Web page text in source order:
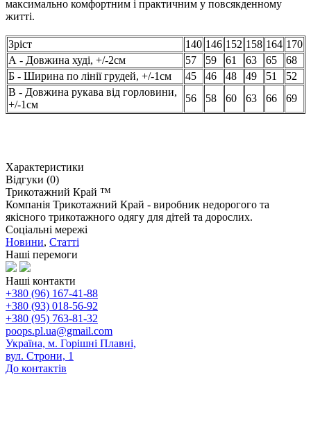
максимально комфортним і практичним у повсякденному
житті.
Зріст 140 146 152 158 164 170
А - Довжина худі, +/-2см
57 59 61 63 65
68
Б - Ширина по лінії грудей, +/-1см
45 46 48 49 51
52
В - Довжина рукава від горловини,
+/-1см
56 58 60 63 66 69
Характеристики
Відгуки (0)
Трикотажний Край ™
Компанія Трикотажний Край - виробник недорогого та
якісного трикотажного одягу для дітей та дорослих.
Соціальні мережі
Новини, Статті
Наші перемоги
Наші контакти
+380 (96) 167-41-88
+380 (93) 018-56-92
+380 (95) 763-81-32
poops.pl.ua@gmail.com
Україна, м. Горішні Плавні,
вул. Строни, 1
До контактів